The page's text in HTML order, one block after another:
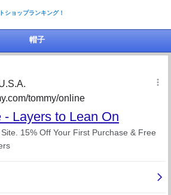
ショップランキング！
帽子